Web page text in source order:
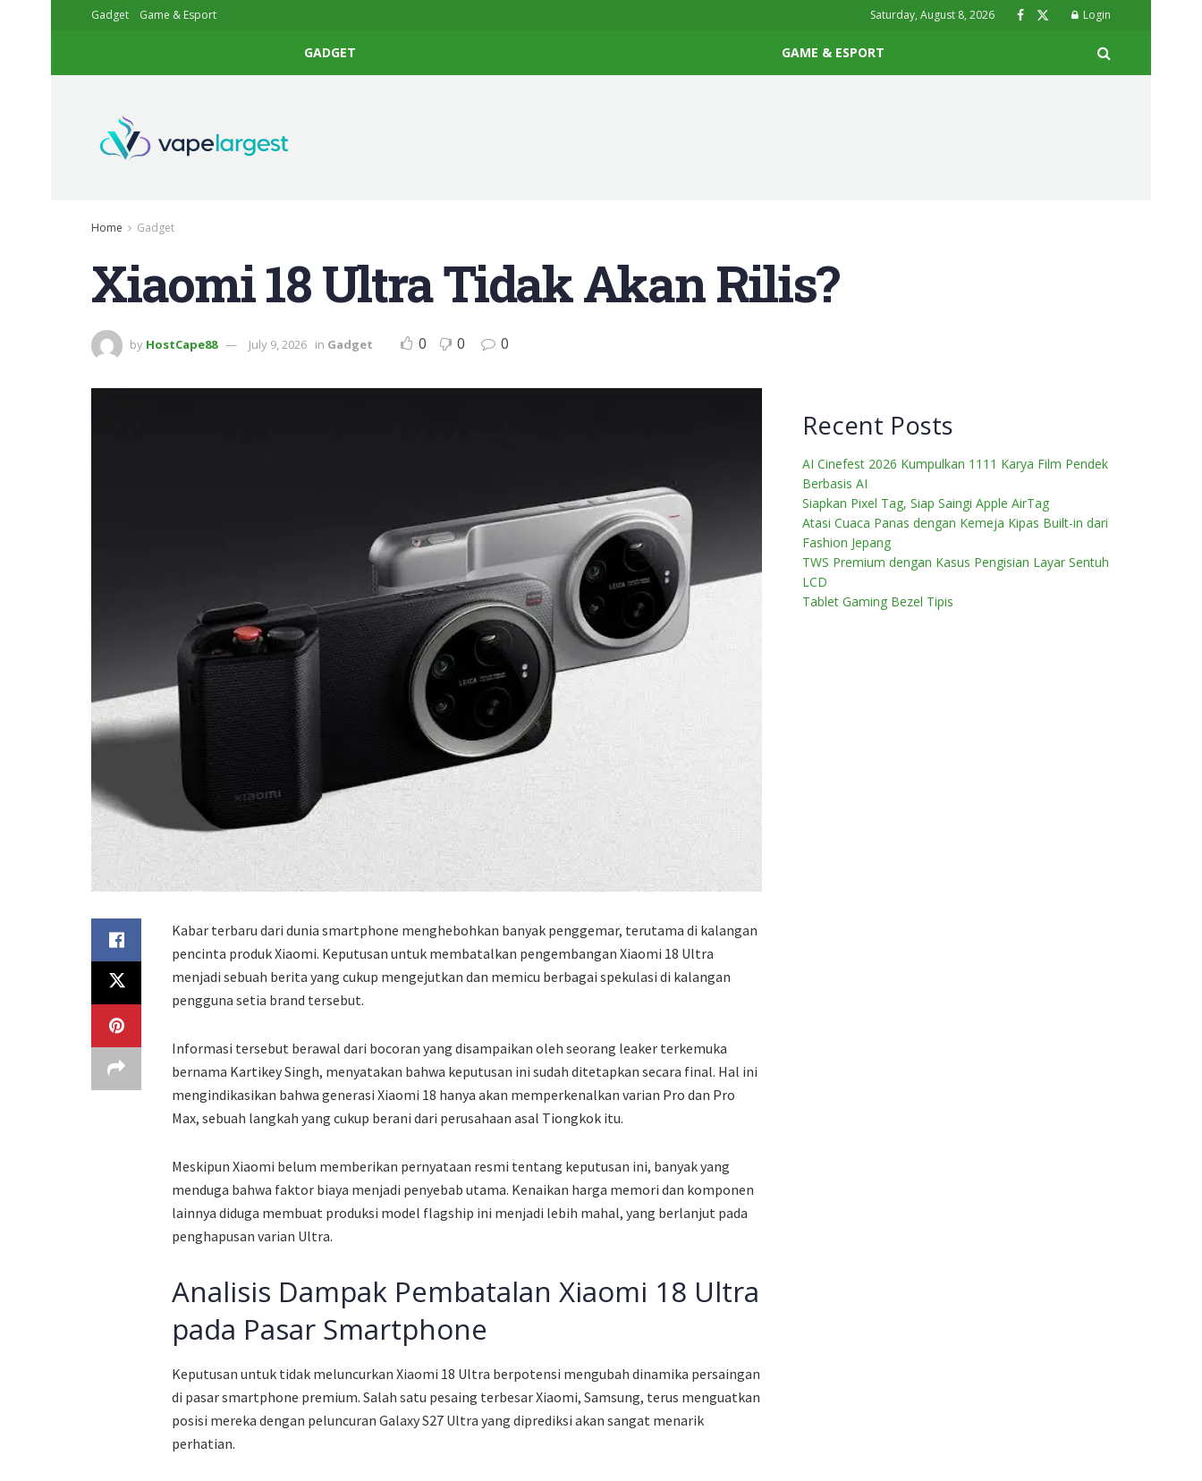
Gadget Game & Esport Saturday, August 8, 2026 Login
GADGET GAME & ESPORT
Home Gadget
Xiaomi 18 Ultra Tidak Akan Rilis?
by HostCape88 July 9, 2026 in Gadget 0 0 0
Kabar terbaru dari dunia smartphone menghebohkan banyak penggemar, terutama di kalangan
pencinta produk Xiaomi. Keputusan untuk membatalkan pengembangan Xiaomi 18 Ultra
menjadi sebuah berita yang cukup mengejutkan dan memicu berbagai spekulasi di kalangan
pengguna setia brand tersebut.
Informasi tersebut berawal dari bocoran yang disampaikan oleh seorang leaker terkemuka
bernama Kartikey Singh, menyatakan bahwa keputusan ini sudah ditetapkan secara final. Hal ini
mengindikasikan bahwa generasi Xiaomi 18 hanya akan memperkenalkan varian Pro dan Pro
Max, sebuah langkah yang cukup berani dari perusahaan asal Tiongkok itu.
Meskipun Xiaomi belum memberikan pernyataan resmi tentang keputusan ini, banyak yang
menduga bahwa faktor biaya menjadi penyebab utama. Kenaikan harga memori dan komponen
lainnya diduga membuat produksi model flagship ini menjadi lebih mahal, yang berlanjut pada
penghapusan varian Ultra.
Analisis Dampak Pembatalan Xiaomi 18 Ultra
pada Pasar Smartphone
Keputusan untuk tidak meluncurkan Xiaomi 18 Ultra berpotensi mengubah dinamika persaingan
di pasar smartphone premium. Salah satu pesaing terbesar Xiaomi, Samsung, terus menguatkan
posisi mereka dengan peluncuran Galaxy S27 Ultra yang diprediksi akan sangat menarik
perhatian.
Recent Posts
AI Cinefest 2026 Kumpulkan 1111 Karya Film Pendek
Berbasis AI
Siapkan Pixel Tag, Siap Saingi Apple AirTag
Atasi Cuaca Panas dengan Kemeja Kipas Built-in dari
Fashion Jepang
TWS Premium dengan Kasus Pengisian Layar Sentuh
LCD
Tablet Gaming Bezel Tipis